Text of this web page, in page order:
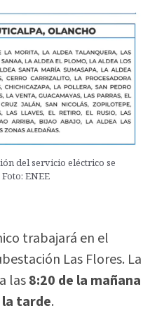
del servicio eléctrico se
ENEE
trabajará en el
Las Flores. La
las8:20 de la mañana
la tarde.